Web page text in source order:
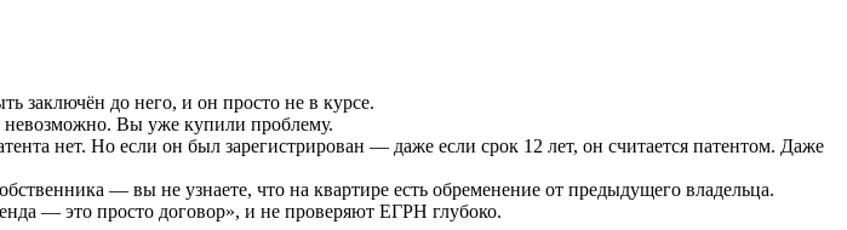
заключён до него, и он просто не в курсе.
невозможно. Вы уже купили проблему.
нет. Но если он был зарегистрирован — даже если срок 12 лет, он считается патентом. Даже
— вы не узнаете, что на квартире есть обременение от предыдущего владельца.
— это просто договор», и не проверяют ЕГРН глубоко.